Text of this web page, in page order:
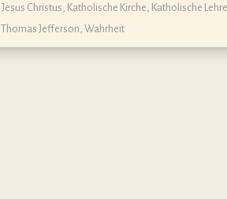
Jesus Christus Katholische Kirche Katholische
Thomas Jefferson Wahrheit